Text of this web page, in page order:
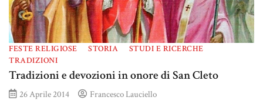
FESTE RELIGIOSE STORIA
STUDI E RICERCHE
TRADIZIONI
Tradizioni e devozioni in onore di San Cleto
26 Aprile 2014 Francesco Lauciello